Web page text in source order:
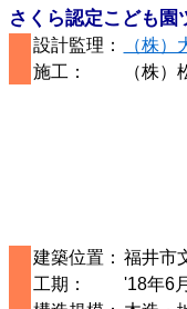
さくら認定こども園
設計監理：
（株）
施工：
（株）
建築位置： 福井市
工期：
'18年6